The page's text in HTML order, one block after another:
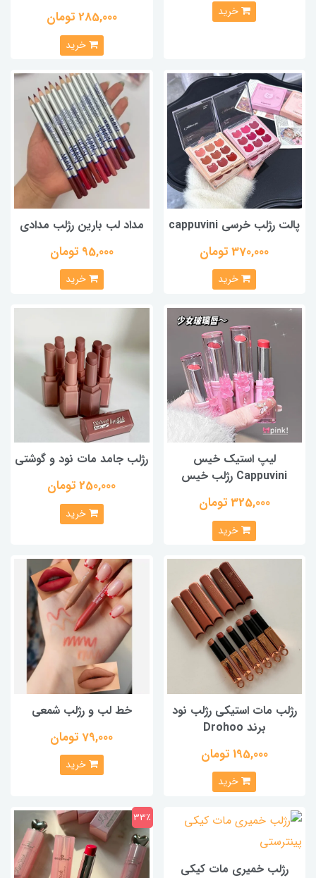
خرید 285,000 تومان
خرید
پالت رژلب خرسی cappuvini
370,000 تومان
خرید
مداد لب بارین رژلب مدادی
95,000 تومان
خرید
لیپ استیک خیس
Cappuvini رژلب خیس
325,000 تومان
خرید
رژلب جامد مات نود و گوشتی
250,000 تومان
خرید
رژلب مات استیکی رژلب نود
برند Drohoo
195,000 تومان
خرید
خط لب و رژلب شمعی
79,000 تومان
خرید
رژلب خمیری مات کیکی
33٪